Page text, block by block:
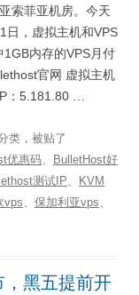
索菲亚机房。今天
日，虚拟主机和VPS
内存的VPS月付
官网 虚拟主机
：5.181.80 …
类，被贴了
优惠码、
BulletHost好
测试IP、
KVM
vps、 保加利亚vps、
黑五提前开